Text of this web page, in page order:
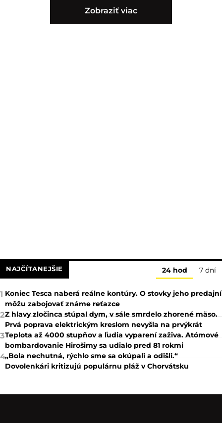
Zobraziť viac
NAJČÍTANEJŠIE 24 hod 7 dní
1 Koniec Tesca naberá reálne kontúry. O stovky jeho predajní
môžu zabojovať známe reťazce
2Z hlavy zločinca stúpal dym, v sále smrdelo zhorené mäso.
Prvá poprava elektrickým kreslom nevyšla na prvýkrát
3Teplota až 4000 stupňov a ľudia vyparení zaživa. Atómové
bombardovanie Hirošimy sa udialo pred 81 rokmi
4„Bola nechutná, rýchlo sme sa okúpali a odišli.“
Dovolenkári kritizujú populárnu pláž v Chorvátsku